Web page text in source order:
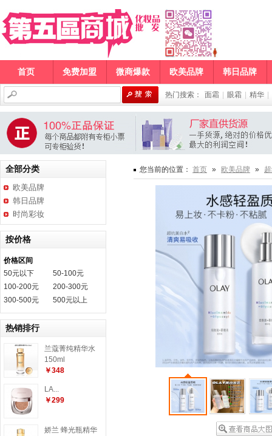
首页 免费加盟 微商爆款 欧美品牌 韩日品牌
热门搜索： 面霜 眼霜 精华
您当前的位置： 首页 » 欧美品牌 »
全部分类
欧美品牌
韩日品牌
时尚彩妆
按价格
价格区间
50元以下
50-100元
100-200元
200-300元
300-500元
500元以上
热销排行
兰蔻菁纯精华水
150ml
￥348
LA...
￥299
娇兰 蜂光瓶精华